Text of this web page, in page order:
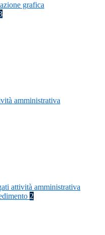
grafica
amministrativa
attività amministrativa
2